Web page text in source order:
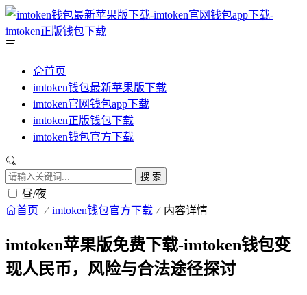
首页
imtoken钱包最新苹果版下载
imtoken官网钱包app下载
imtoken正版钱包下载
imtoken钱包官方下载
搜 索
昼/夜
首页 imtoken钱包官方下载 内容详情
imtoken苹果版免费下载-imtoken钱包变
现人民币，风险与合法途径探讨